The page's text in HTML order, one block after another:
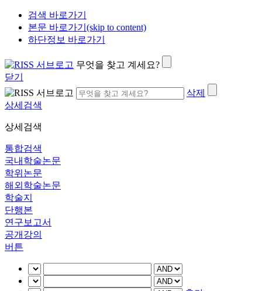
검색 바로가기
본문 바로가기(skip to content)
하단정보 바로가기
무엇을 찾고 계세요?
닫기
삭제
상세검색
상세검색
통합검색
국내학술논문
학위논문
해외학술논문
학술지
단행본
연구보고서
공개강의
버튼